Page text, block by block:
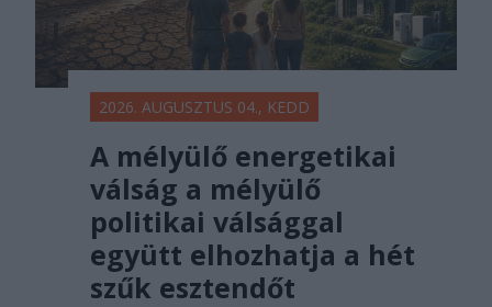
2026. AUGUSZTUS 04., KEDD
A mélyülő energetikai
válság a mélyülő
politikai válsággal
együtt elhozhatja a hét
szűk esztendőt